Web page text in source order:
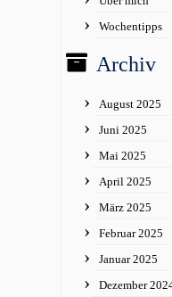
Wochentipps
Archiv
August 2025
Juni 2025
Mai 2025
April 2025
März 2025
Februar 2025
Januar 2025
Dezember